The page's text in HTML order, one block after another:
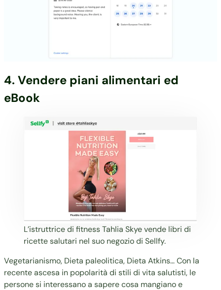
4. Vendere piani alimentari ed
eBook
L’istruttrice di fitnessTahlia Skyevende libri di
ricette salutari nel suo negozio di Sellfy.
Vegetarianismo, Dieta paleolitica, Dieta Atkins… Con la
recente ascesa in popolarità di stili di vita salutisti, le
persone si interessano a sapere cosa mangiano e